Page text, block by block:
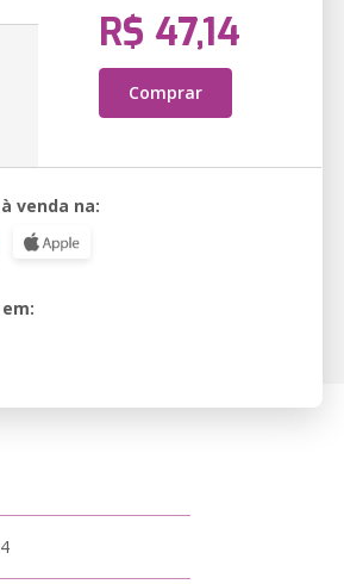
R$ 47,14
Comprar
venda na: